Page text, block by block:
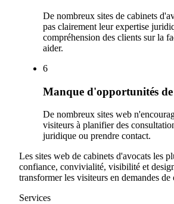
De nombreux sites de cabinets
pas clairement leur expertise
compréhension des clients sur la
aider.
6
Manque d'opportunités
De nombreux sites web
visiteurs à planifier des
juridique ou prendre contact.
Les sites web de cabinets d'avocats les
confiance, convivialité, visibilité et
transformer les visiteurs en demandes
Services